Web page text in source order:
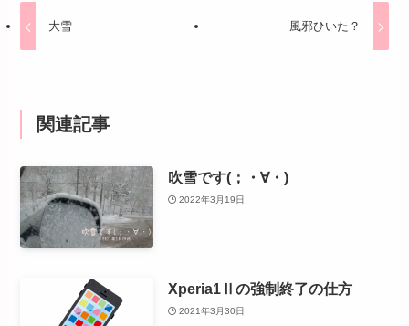
大雪 風邪ひいた？
関連記事
吹雪です(；・∀・)
2022年3月19日
Xperia1Ⅱの強制終了の仕方
2021年3月30日